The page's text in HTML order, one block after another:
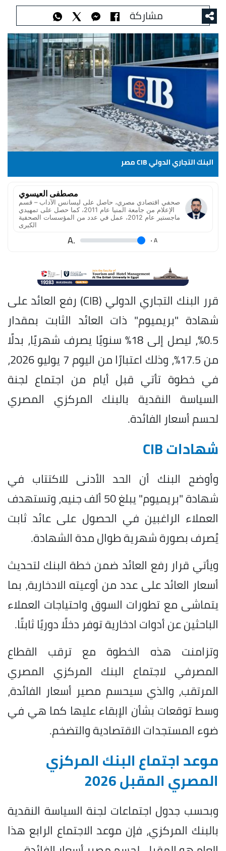
مشاركة
البنك التجاري الدولي CIB مصر
مصطفى العيسوي
صحفي اقتصادي مصري، حاصل على ليسانس الآداب – قسم
الإعلام من جامعة المنيا عام 2011، كما حصل على تمهيدي
ماجستير عام 2012، عمل في عدد من المؤسسات الصحفية
الكبرى
A
.
.A
قرر البنك التجاري الدولي (CIB) رفع العائد على
شهادة "بريميوم" ذات العائد الثابت بمقدار
0.5%، ليصل إلى 18% سنويًا يصرف شهريًا، بدلًا
من 17.5%، وذلك اعتبارًا من اليوم 7 يوليو 2026،
في خطوة تأتي قبل أيام من اجتماع لجنة
السياسة النقدية بالبنك المركزي المصري
لحسم أسعار الفائدة.
شهادات CIB
وأوضح البنك أن الحد الأدنى للاكتتاب في
شهادة "بريميوم" يبلغ 50 ألف جنيه، وتستهدف
العملاء الراغبين في الحصول على عائد ثابت
يُصرف بصورة شهرية طوال مدة الشهادة.
ويأتي قرار رفع العائد ضمن خطة البنك لتحديث
أسعار العائد على عدد من أوعيته الادخارية، بما
يتماشى مع تطورات السوق واحتياجات العملاء
الباحثين عن أدوات ادخارية توفر دخلًا دوريًا ثابتًا.
وتزامنت هذه الخطوة مع ترقب القطاع
المصرفي لاجتماع البنك المركزي المصري
المرتقب، والذي سيحسم مصير أسعار الفائدة،
وسط توقعات بشأن الإبقاء عليها كما هي في
ضوء المستجدات الاقتصادية والتضخم.
موعد اجتماع البنك المركزي
المصري المقبل 2026
وبحسب جدول اجتماعات لجنة السياسة النقدية
بالبنك المركزي، فإن موعد الاجتماع الرابع هذا